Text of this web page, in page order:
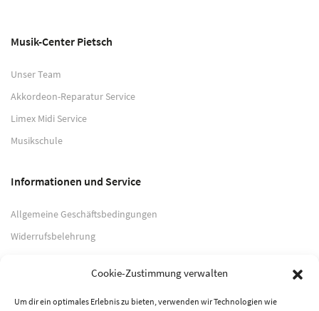
Cookie-Zustimmung verwalten
Um dir ein optimales Erlebnis zu bieten, verwenden wir Technologien wie
Musik-Center Pietsch
Unser Team
Akkordeon-Reparatur Service
Limex Midi Service
Musikschule
Informationen und Service
Allgemeine Geschäftsbedingungen
Widerrufsbelehrung
Datenschutzerklärung